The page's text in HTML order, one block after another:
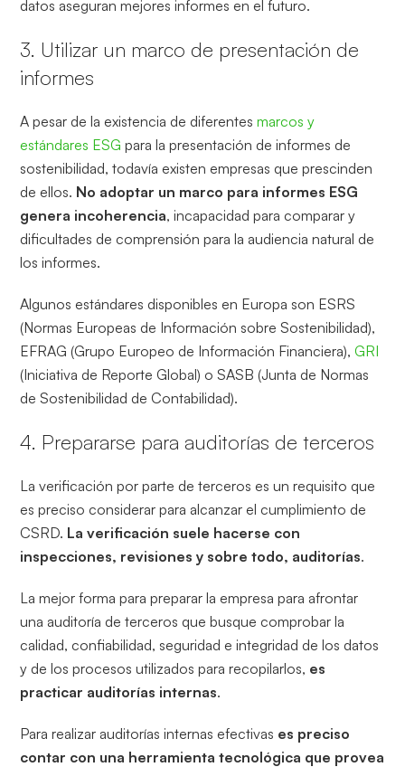
datos aseguran mejores informes en el futuro.
3. Utilizar un marco de presentación de
informes
A pesar de la existencia de diferentesmarcos y
estándares ESG para la presentación de informes de
sostenibilidad, todavía existen empresas que prescinden
de ellos. No adoptar un marco para informes ESG
genera incoherencia, incapacidad para comparar y
dificultades de comprensión para la audiencia natural de
los informes.
Algunos estándares disponibles en Europa son ESRS
(Normas Europeas de Información sobre Sostenibilidad),
EFRAG (Grupo Europeo de Información Financiera),GRI
(Iniciativa de Reporte Global) o SASB (Junta de Normas
de Sostenibilidad de Contabilidad).
4. Prepararse para auditorías de terceros
La verificación por parte de terceros es un requisito que
es preciso considerar para alcanzar el cumplimiento de
CSRD. La verificación suele hacerse con
inspecciones, revisiones y sobre todo, auditorías.
La mejor forma para preparar la empresa para afrontar
una auditoría de terceros que busque comprobar la
calidad, confiabilidad, seguridad e integridad de los datos
y de los procesos utilizados para recopilarlos, es
practicar auditorías internas.
Para realizar auditorías internas efectivas es preciso
contar con una herramienta tecnológica que provea